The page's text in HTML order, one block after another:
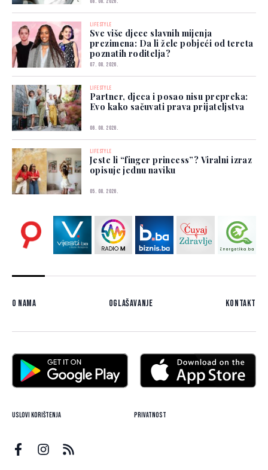
08. 08. 2026.
LIFESTYLE
Sve više djece slavnih mijenja
prezimena: Da li žele pobjeći od tereta
poznatih roditelja?
07. 08. 2026.
LIFESTYLE
Partner, djeca i posao nisu prepreka:
Evo kako sačuvati prava prijateljstva
06. 08. 2026.
LIFESTYLE
Jeste li “finger princess”? Viralni izraz
opisuje jednu naviku
05. 08. 2026.
O nama Oglašavanje Kontakt
Uslovi korištenja Privatnost